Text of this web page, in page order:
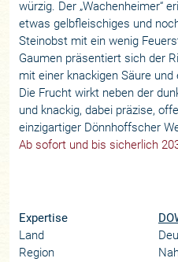
würzig. Der „Wachenheimer“
etwas gelbfleischiges und
Steinobst mit ein wenig
Gaumen präsentiert sich der
mit einer knackigen Säure und
Die Frucht wirkt neben der
und knackig, dabei präzise,
einzigartiger Dönnhoffscher
Ab sofort und bis sicherlich
Expertise
Land
Region